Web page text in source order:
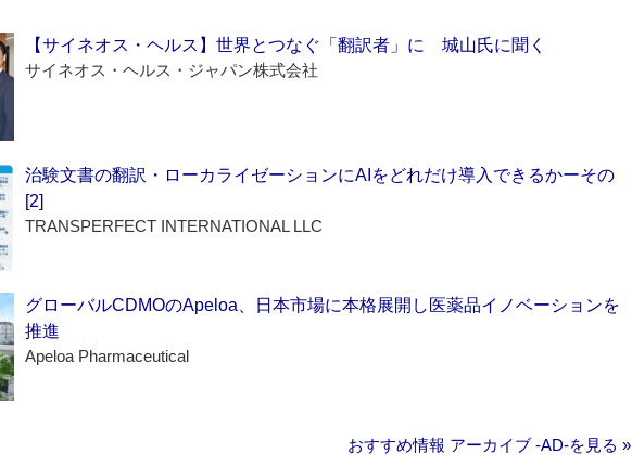
【サイネオス・ヘルス】世界とつなぐ「翻訳者」に 城山氏に聞く
サイネオス・ヘルス・ジャパン株式会社
治験文書の翻訳・ローカライゼーションにAIをどれだけ導入できるかーその
[2]
TRANSPERFECT INTERNATIONAL LLC
グローバルCDMOのApeloa、日本市場に本格展開し医薬品イノベーションを
推進
Apeloa Pharmaceutical
おすすめ情報 アーカイブ ‐AD‐を見る »